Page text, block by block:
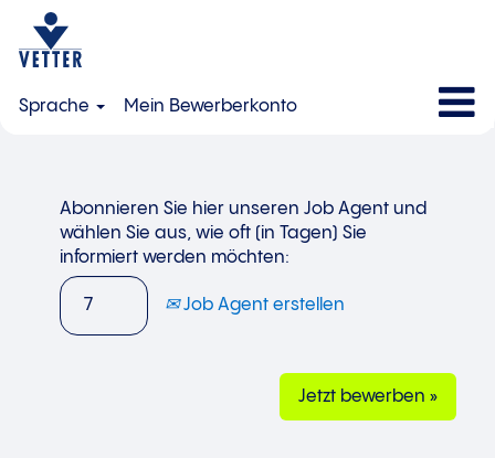
Sprache Mein Bewerberkonto
Abonnieren Sie hier unseren Job Agent und
wählen Sie aus, wie oft (in Tagen) Sie
informiert werden möchten:
Job Agent erstellen
Jetzt bewerben »